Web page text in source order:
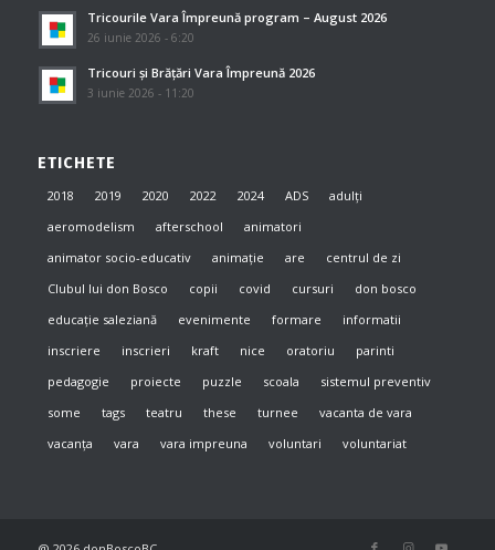
Tricourile Vara Împreună program – August 2026
26 iunie 2026 - 6:20
Tricouri și Brățări Vara Împreună 2026
3 iunie 2026 - 11:20
ETICHETE
2018 2019 2020 2022 2024 ADS
adulți
aeromodelism
afterschool
animatori
animator socio-educativ
animație are
centrul de zi
Clubul lui don Bosco
copii covid cursuri
don bosco
educație saleziană
evenimente formare
informatii
inscriere
inscrieri kraft nice oratoriu
parinti
pedagogie
proiecte puzzle scoala
sistemul preventiv
some
tags teatru these turnee
vacanta de vara
vacanța
vara vara impreuna voluntari voluntariat